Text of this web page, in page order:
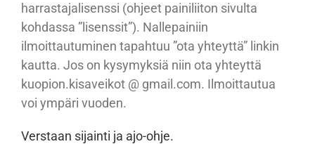
harrastajalisenssi (ohjeet painiliiton sivulta
kohdassa ”lisenssit”). Nallepainiin
ilmoittautuminen tapahtuu ”ota yhteyttä” linkin
kautta. Jos on kysymyksiä niin ota yhteyttä
kuopion.kisaveikot @ gmail.com. Ilmoittautua
voi ympäri vuoden.
Verstaan sijainti ja ajo-ohje.